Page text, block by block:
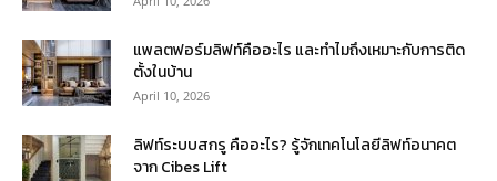
แพลตฟอร์มลิฟท์คืออะไร และทำไมถึงเหมาะกับการติด
ตั้งในบ้าน
April 10, 2026
ลิฟท์ระบบสกรู คืออะไร? รู้จักเทคโนโลยีลิฟท์อนาคต
จาก Cibes Lift